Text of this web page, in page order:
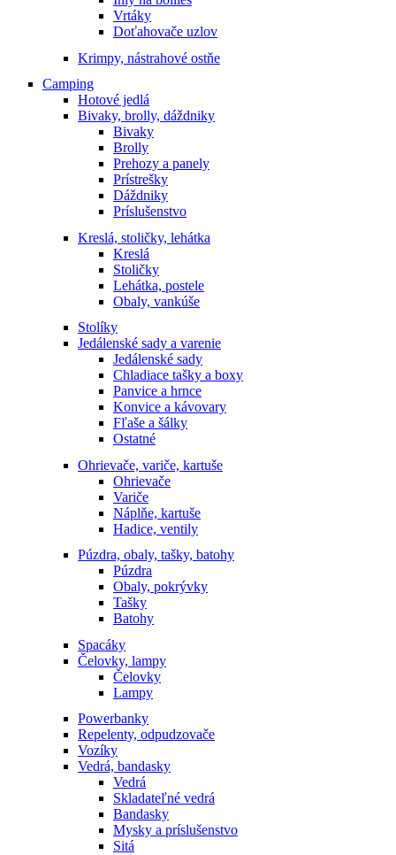
Vrtáky
Doťahovače uzlov
Krimpy, nástrahové ostňe
Camping
Hotové jedlá
Bivaky, brolly, dáždniky
Bivaky
Brolly
Prehozy a panely
Prístrešky
Dáždniky
Príslušenstvo
Kreslá, stoličky, lehátka
Kreslá
Stoličky
Lehátka, postele
Obaly, vankúše
Stolíky
Jedálenské sady a varenie
Jedálenské sady
Chladiace tašky a boxy
Panvice a hrnce
Konvice a kávovary
Fľaše a šálky
Ostatné
Ohrievače, variče, kartuše
Ohrievače
Variče
Náplňe, kartuše
Hadice, ventily
Púzdra, obaly, tašky, batohy
Púzdra
Obaly, pokrývky
Tašky
Batohy
Spacáky
Čelovky, lampy
Čelovky
Lampy
Powerbanky
Repelenty, odpudzovače
Vozíky
Vedrá, bandasky
Vedrá
Skladateľné vedrá
Bandasky
Mysky a príslušenstvo
Sitá